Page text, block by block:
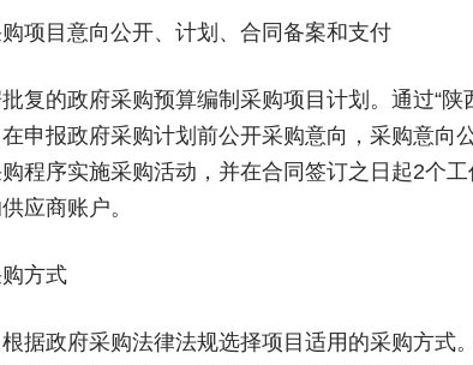
项目意向公开、计划、合同备案和支付
复的政府采购预算编制采购项目计划。通过“
申报政府采购计划前公开采购意向，采购意
程序实施采购活动，并在合同签订之日起2个
应商账户。
方式
据政府采购法律法规选择项目适用的采购方